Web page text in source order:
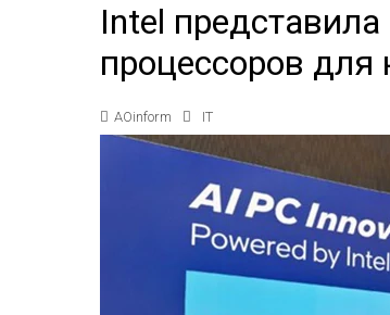
Intel
процессоров для
AOinform IT